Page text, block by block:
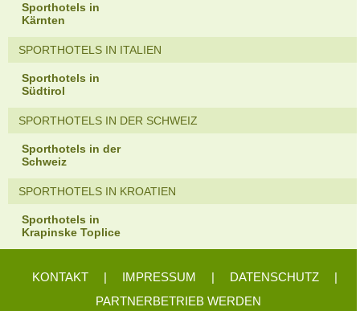
Sporthotels in
Kärnten
SPORTHOTELS IN ITALIEN
Sporthotels in
Südtirol
SPORTHOTELS IN DER SCHWEIZ
Sporthotels in der
Schweiz
SPORTHOTELS IN KROATIEN
Sporthotels in
Krapinske Toplice
KONTAKT | IMPRESSUM | DATENSCHUTZ
|
PARTNERBETRIEB WERDEN